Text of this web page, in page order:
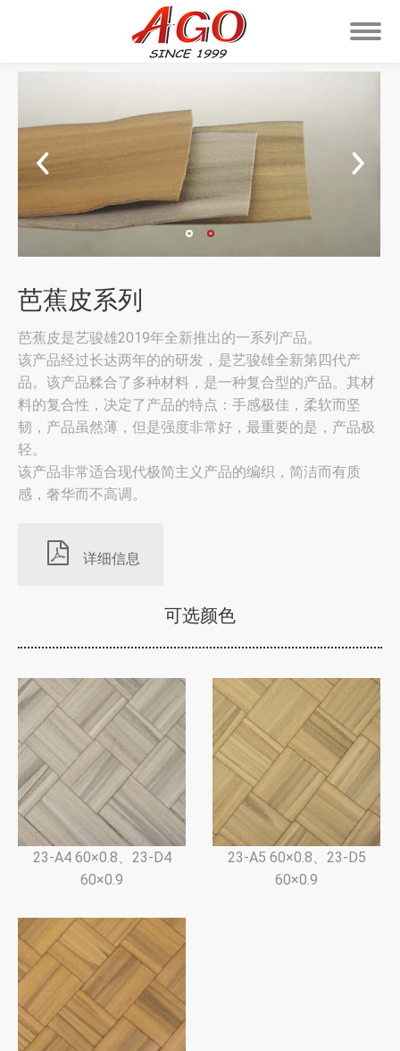
芭蕉皮系列
芭蕉皮是艺骏雄2019年全新推出的一系列产品。
该产品经过长达两年的的研发，是艺骏雄全新第四代产
品。该产品糅合了多种材料，是一种复合型的产品。其材
料的复合性，决定了产品的特点：手感极佳，柔软而坚
韧，产品虽然薄，但是强度非常好，最重要的是，产品极
轻。
该产品非常适合现代极简主义产品的编织，简洁而有质
感，奢华而不高调。
详细信息
可选颜色
23-A4 60×0.8、23-D4
60×0.9
23-A5 60×0.8、23-D5
60×0.9